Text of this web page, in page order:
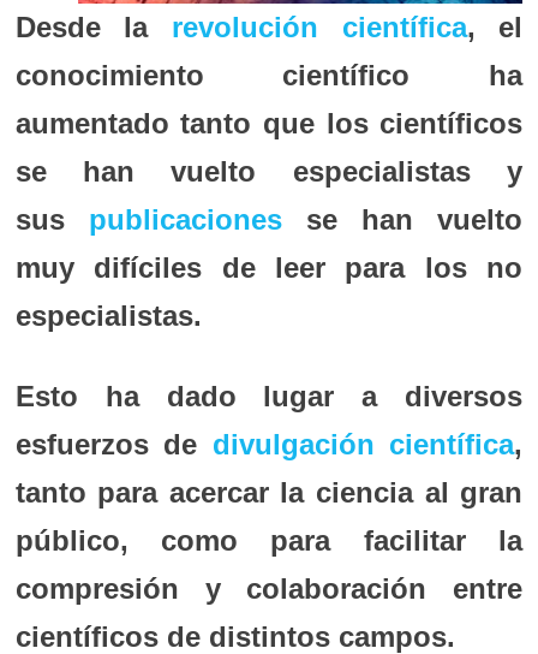
Desde la revolución científica, el
conocimiento científico ha
aumentado tanto que los científicos
se han vuelto especialistas y
sus publicacionesse han vuelto
muy difíciles de leer para los no
especialistas.
Esto ha dado lugar a diversos
esfuerzos de divulgación científica,
tanto para acercar la ciencia al gran
público, como para facilitar la
compresión y colaboración entre
científicos de distintos campos.